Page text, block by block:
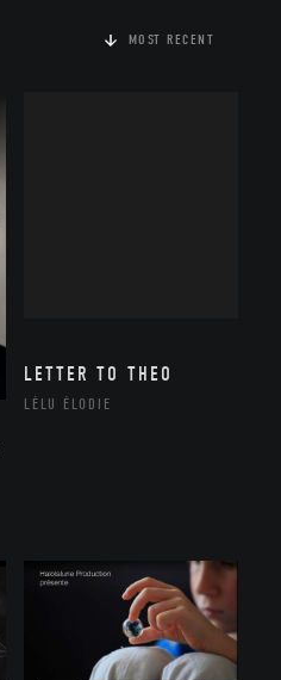
MOST RECENT
LETTER TO THEO
LÉLU ÉLODIE